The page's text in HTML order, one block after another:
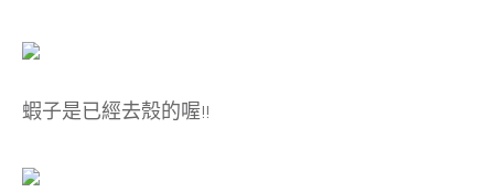
蝦子是已經去殼的喔!!